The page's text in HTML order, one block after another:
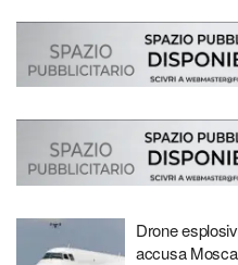
Drone
accusa